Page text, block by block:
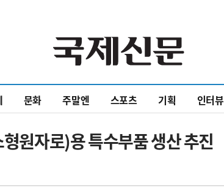
문화 주말엔 스포츠 기획 인터뷰
원자로)용 특수부품 생산 추진